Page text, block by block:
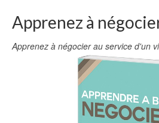
Apprenez à
Apprenez à négocier au service d'un